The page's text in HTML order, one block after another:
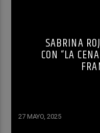
SABRINA
CON “LA
27 MAYO, 2025